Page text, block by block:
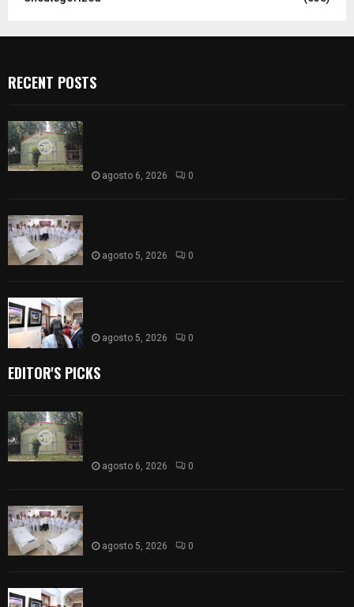
RECENT POSTS
agosto 6, 2026 0
agosto 5, 2026 0
agosto 5, 2026 0
EDITOR'S PICKS
agosto 6, 2026 0
agosto 5, 2026 0